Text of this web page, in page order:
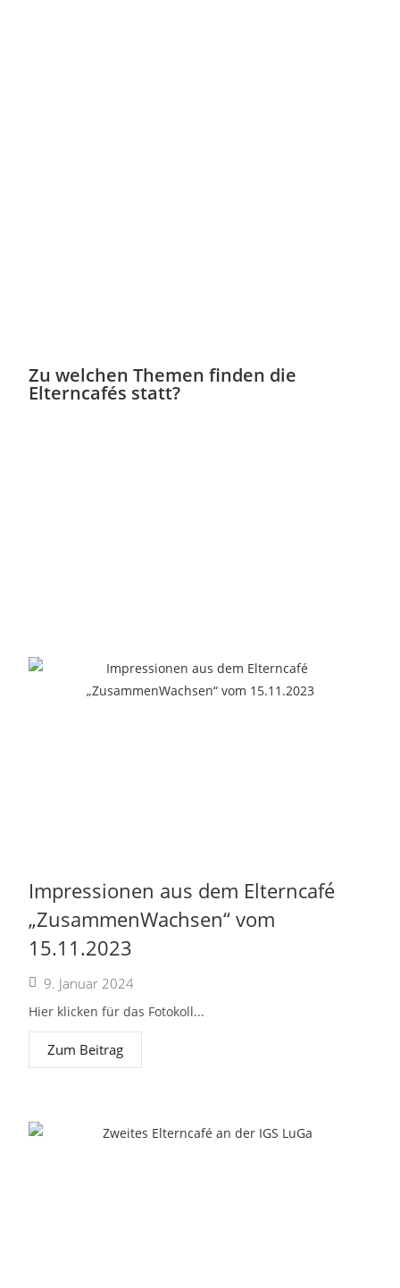
Zu welchen Themen finden die
Elterncafés statt?
Impressionen aus dem Elterncafé
„ZusammenWachsen“ vom
15.11.2023
9. Januar 2024
Hier klicken für das Fotokoll...
Zum Beitrag